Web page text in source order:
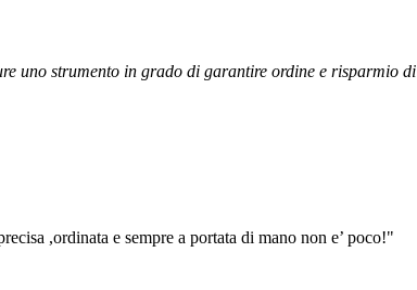
uno strumento in grado di garantire ordine e risparmio
,ordinata e sempre a portata di mano non e’ poco!"